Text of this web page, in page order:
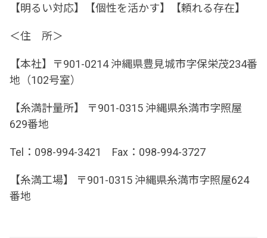
【明るい対応】【個性を活かす】【頼れる存在】
＜住 所＞
【本社】〒901-0214 沖縄県豊見城市字保栄茂234番
地（102号室）
【糸満計量所】 〒901-0315 沖縄県糸満市字照屋
629番地
Tel：098-994-3421 Fax：098-994-3727
【糸満工場】 〒901-0315 沖縄県糸満市字照屋624
番地